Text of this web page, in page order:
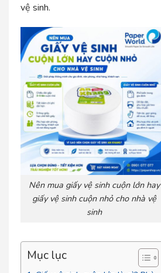
vệ sinh.
Nên mua giấy vệ sinh cuộn lớn hay
giấy vệ sinh cuộn nhỏ cho nhà vệ
sinh
Mục lục